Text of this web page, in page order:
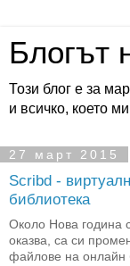
Блогът
Този блог е за
и всичко, което
27 март 2015
Scribd -
библиотека
Около Нова година
оказва, са си
файлове на онлайн